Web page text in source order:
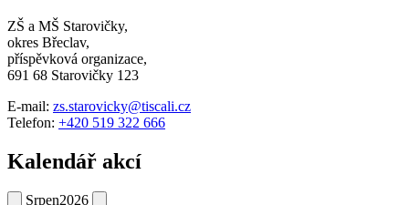
ZŠ a MŠ Starovičky,
okres Břeclav,
příspěvková organizace,
691 68 Starovičky 123
E-mail: zs.starovicky@tiscali.cz
Telefon: +420 519 322 666
Kalendář akcí
Srpen2026